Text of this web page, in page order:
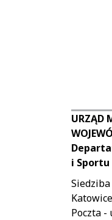
URZĄD
i Sportu
Katowice
Poczta -